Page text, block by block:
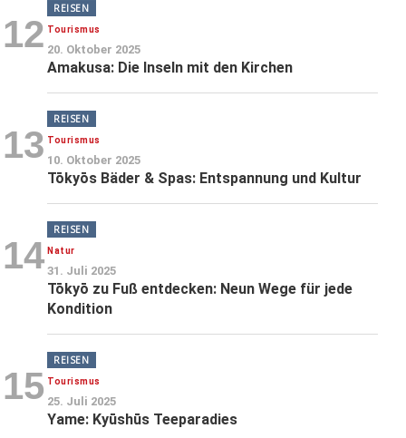
12
REISEN
Tourismus
20. Oktober 2025
Amakusa: Die Inseln mit den Kirchen
13
REISEN
Tourismus
10. Oktober 2025
Tōkyōs Bäder & Spas: Entspannung und Kultur
14
REISEN
Natur
31. Juli 2025
Tōkyō zu Fuß entdecken: Neun Wege für jede
Kondition
15
REISEN
Tourismus
25. Juli 2025
Yame: Kyūshūs Teeparadies